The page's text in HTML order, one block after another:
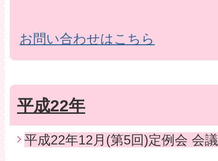
お問い合わせはこちら
平成22年
平成22年12月(第5回)定例会 会